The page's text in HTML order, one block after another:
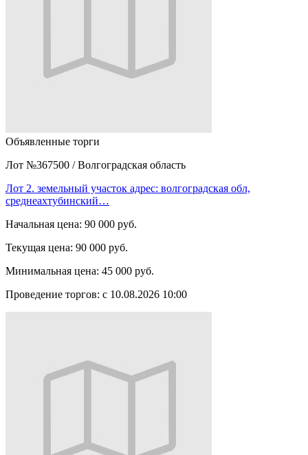
Объявленные торги
Лот №367500 / Волгоградская область
Лот 2. земельный участок адрес: волгоградская обл,
среднеахтубинский…
Начальная цена: 90 000 руб.
Текущая цена: 90 000 руб.
Минимальная цена: 45 000 руб.
Проведение торгов: с 10.08.2026 10:00